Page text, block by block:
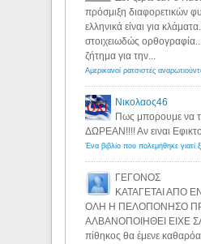
πρόσμιξη διαφορετικών
ελληνικά είναι για
στοιχειωδώς
ζήτημα για την...
Νικολαος46
Πως μπορουμε να
ΔΩΡΕΑΝ!!!! Αν ειναι
ΓΕΓΟΝΟΣ
ΚΑΤΑΓΕΤΑΙ ΑΠΟ
ΟΛΗ Η ΠΕΛΟΠΟΝΗΣΟ
ΑΛΒΑΝΟΠΟΙΗΘΕΙ ΕΙΧΕ
πίθηκος θα έμενε